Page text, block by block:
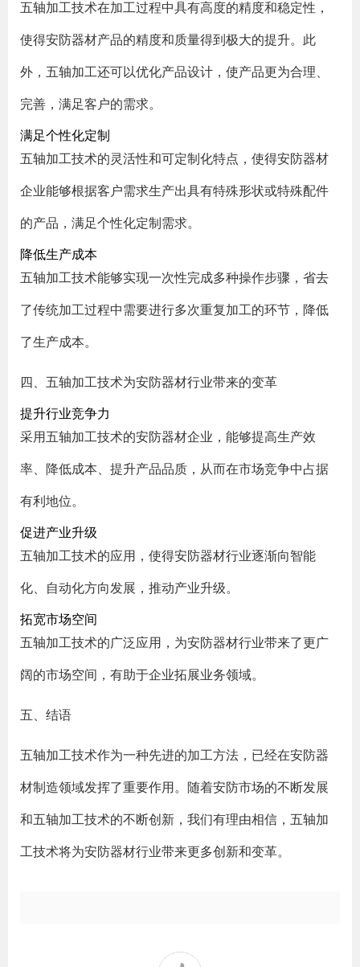
五轴加工技术在加工过程中具有高度的精度和稳定性，
使得安防器材产品的精度和质量得到极大的提升。此
外，五轴加工还可以优化产品设计，使产品更为合理、
完善，满足客户的需求。
满足个性化定制
五轴加工技术的灵活性和可定制化特点，使得安防器材
企业能够根据客户需求生产出具有特殊形状或特殊配件
的产品，满足个性化定制需求。
降低生产成本
五轴加工技术能够实现一次性完成多种操作步骤，省去
了传统加工过程中需要进行多次重复加工的环节，降低
了生产成本。
四、五轴加工技术为安防器材行业带来的变革
提升行业竞争力
采用五轴加工技术的安防器材企业，能够提高生产效
率、降低成本、提升产品品质，从而在市场竞争中占据
有利地位。
促进产业升级
五轴加工技术的应用，使得安防器材行业逐渐向智能
化、自动化方向发展，推动产业升级。
拓宽市场空间
五轴加工技术的广泛应用，为安防器材行业带来了更广
阔的市场空间，有助于企业拓展业务领域。
五、结语
五轴加工技术作为一种先进的加工方法，已经在安防器
材制造领域发挥了重要作用。随着安防市场的不断发展
和五轴加工技术的不断创新，我们有理由相信，五轴加
工技术将为安防器材行业带来更多创新和变革。